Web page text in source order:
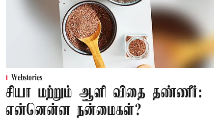
Webstories
சியா மற்றும் ஆளி விதை தண்ணீர்:
என்னென்ன நன்மைகள்?